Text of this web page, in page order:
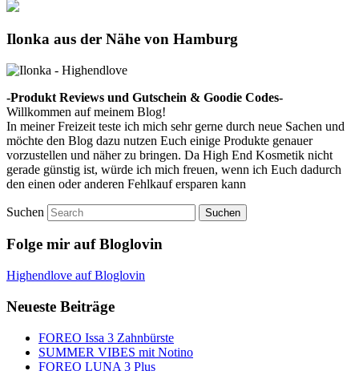
Ilonka aus der Nähe von Hamburg
-Produkt Reviews und Gutschein & Goodie Codes-
Willkommen auf meinem Blog!
In meiner Freizeit teste ich mich sehr gerne durch neue Sachen und
möchte den Blog dazu nutzen Euch einige Produkte genauer
vorzustellen und näher zu bringen. Da High End Kosmetik nicht
gerade günstig ist, würde ich mich freuen, wenn ich Euch dadurch
den einen oder anderen Fehlkauf ersparen kann
Suchen
Folge mir auf Bloglovin
Highendlove auf Bloglovin
Neueste Beiträge
FOREO Issa 3 Zahnbürste
SUMMER VIBES mit Notino
FOREO LUNA 3 Plus